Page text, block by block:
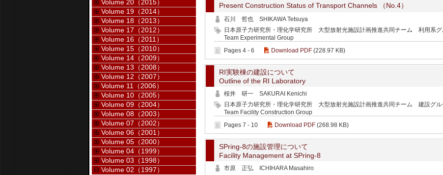
Present Construction Status of Transport Channels （No.4）
石川 哲也 SHIKAWA Tetsuya
日本原子力研究所・理化学研究所 大型放射光施設計画推進共同チーム 利用系
Team Experimental Group
Pages 4 - 6
Download PDF (228.97 KB)
RI実験棟の建設について
Outline of the RI Laboratory
桜井 研一 SAKURAI Kenichi
日本原子力研究所・理化学研究所 大型放射光施設計画推進共同チーム 建設グ
Team Facility Construction Group
Pages 7 - 10
Download PDF (268.98 KB)
SPring-8の施設管理について
Facility Management at SPring-8
市原 正弘 ICHIHARA Masahiro
Volume 20（2015）
Volume 19（2014）
Volume 18（2013）
Volume 17（2012）
Volume 16（2011）
Volume 15（2010）
Volume 14（2009）
Volume 13（2008）
Volume 12（2007）
Volume 11（2006）
Volume 10（2005）
Volume 09（2004）
Volume 08（2003）
Volume 07（2002）
Volume 06（2001）
Volume 05（2000）
Volume 04（1999）
Volume 03（1998）
Volume 02（1997）